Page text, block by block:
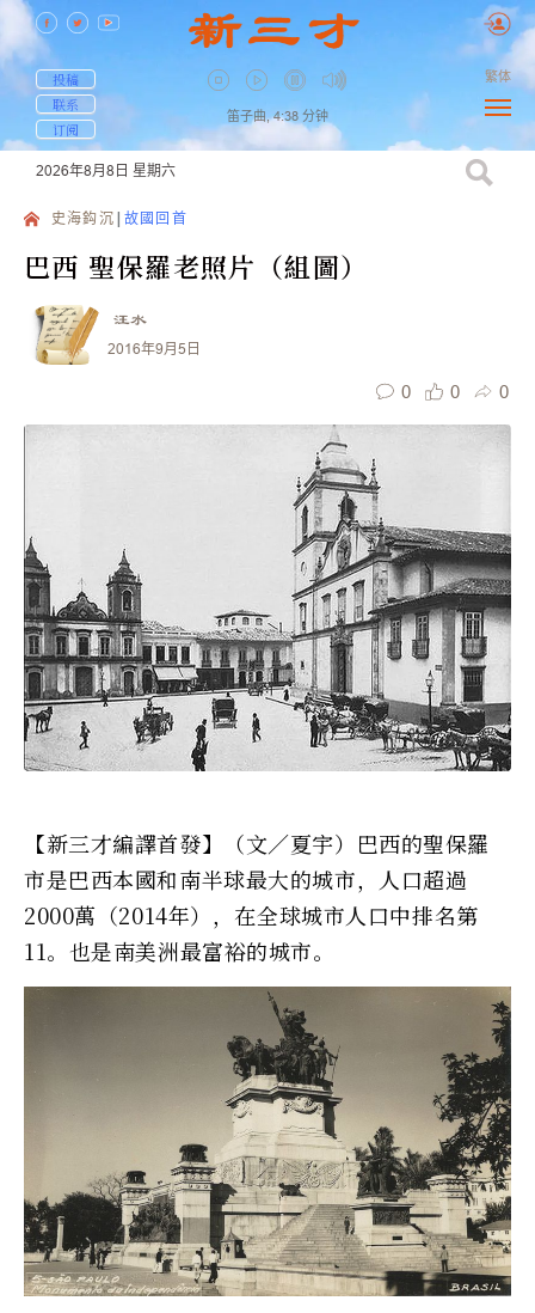
投稿
联系
订阅
笛子曲, 4:38 分钟
繁体
2026年8月8日 星期六
史海鈎沉 故國回首
巴西 聖保羅老照片（組圖）
汪水
2016年9月5日
0 0 0
【新三才編譯首發】（文／夏宇）巴西的聖保羅
市是巴西本國和南半球最大的城市，人口超過
2000萬（2014年），在全球城市人口中排名第
11。也是南美洲最富裕的城市。